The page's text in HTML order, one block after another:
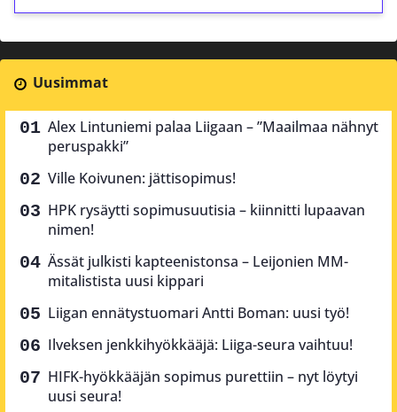
Uusimmat
Alex Lintuniemi palaa Liigaan – ”Maailmaa nähnyt
peruspakki”
Ville Koivunen: jättisopimus!
HPK rysäytti sopimusuutisia – kiinnitti lupaavan
nimen!
Ässät julkisti kapteenistonsa – Leijonien MM-
mitalistista uusi kippari
Liigan ennätystuomari Antti Boman: uusi työ!
Ilveksen jenkkihyökkääjä: Liiga-seura vaihtuu!
HIFK-hyökkääjän sopimus purettiin – nyt löytyi
uusi seura!